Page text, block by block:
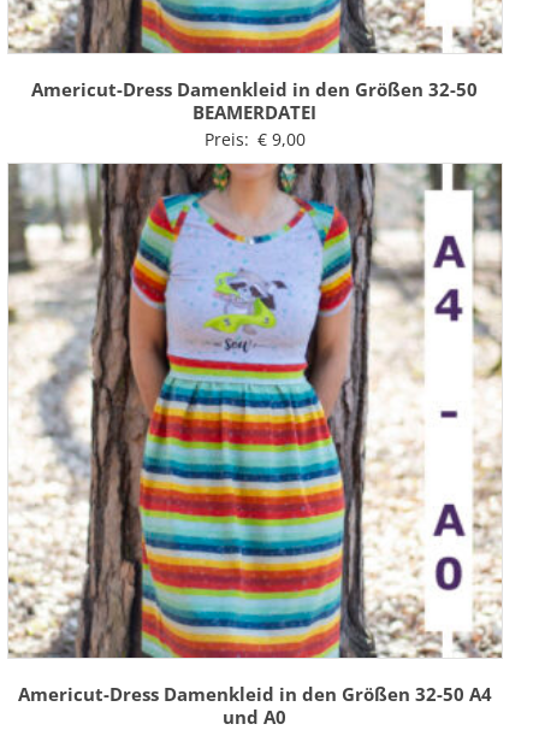
Americut-Dress Damenkleid in den Größen 32-50
BEAMERDATEI
Preis: €9,00
Americut-Dress Damenkleid in den Größen 32-50 A4
und A0